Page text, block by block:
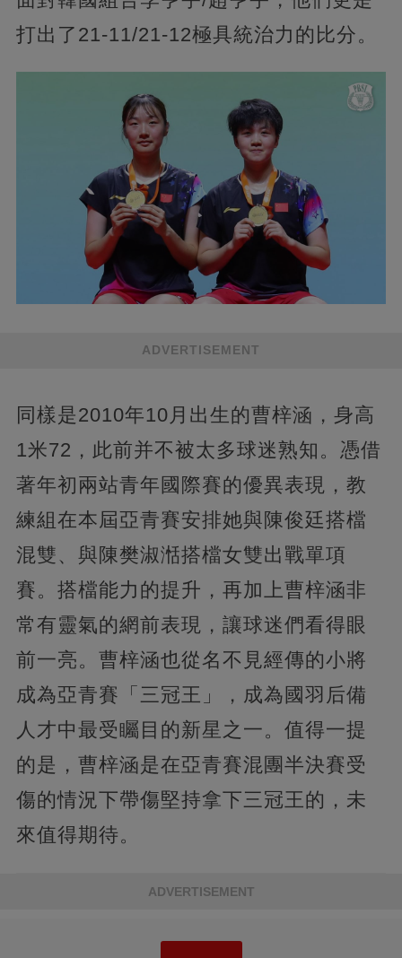
打出了21-11/21-12極具統治力的比分。
ADVERTISEMENT
同樣是2010年10月出生的曹梓涵，身高
1米72，此前并不被太多球迷熟知。憑借
著年初兩站青年國際賽的優異表現，教
練組在本屆亞青賽安排她與陳俊廷搭檔
混雙、與陳樊淑湉搭檔女雙出戰單項
賽。搭檔能力的提升，再加上曹梓涵非
常有靈氣的網前表現，讓球迷們看得眼
前一亮。曹梓涵也從名不見經傳的小將
成為亞青賽「三冠王」，成為國羽后備
人才中最受矚目的新星之一。值得一提
的是，曹梓涵是在亞青賽混團半決賽受
傷的情況下帶傷堅持拿下三冠王的，未
來值得期待。
ADVERTISEMENT